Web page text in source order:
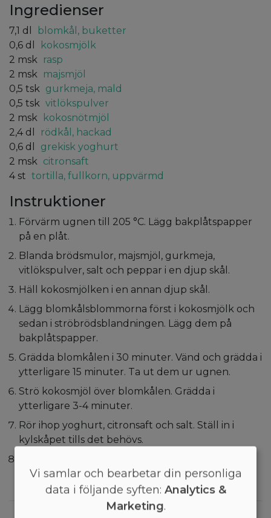
Ingredienser
7,1 dl
blomkål, buketter
0,6 dl
kokosmjölk
2 msk rasp
2 msk majsmjöl
0,5 tsk gurkmeja, mald
0,5 tsk vitlökspulver
2 msk
kokosnötmjöl
2,4 dl
rödkål, hackad
0,6 dl
grekisk yoghurt
2 msk citronsaft
4 st tortilla, fullkorn, uppvärmd
Instruktioner
Förvärm ugnen till 205 °C. Lägg bakplåtspapper
på en plåt.
Blanda brödsmulor, majsmjöl, gurkmeja,
vitlökspulver, salt och peppar i en djup skål.
Häll kokosmjölken i en annan djup skål.
Lägg blomkålsblommorna först i kokosmjölk och
sedan i ströbrödsblandningen. Lägg dem på
bakplåtspapper.
Grädda blomkålen i 30 minuter. Vänd och grädda i
ytterligare 15 minuter. Ta ut dem ur ugnen.
Strö kokosmjöl över blomkålen. Grädda i
ytterligare 3-4 minuter.
Rör ihop yoghurt, citronsaft och salt. Ställ in i
kylskåpet tills det behövs.
tortilla. Varsågod!
Vi samlar och bearbetar din personliga
data i följande syften: Analytics &
Marketing.